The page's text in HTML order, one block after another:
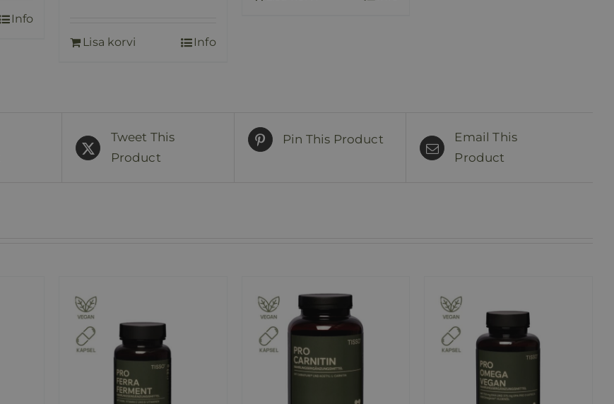
Info
Lisa korvi Info
Tweet This
Product
Pin This Product
Email This
Product